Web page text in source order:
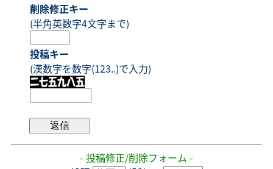
削除修正キー
(半角英数字4文字まで)
投稿キー
(漢数字を数字(123..)で入力)
- 投稿修正/削除フォーム -